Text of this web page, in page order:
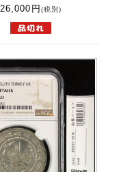
26,000 円 (税別)